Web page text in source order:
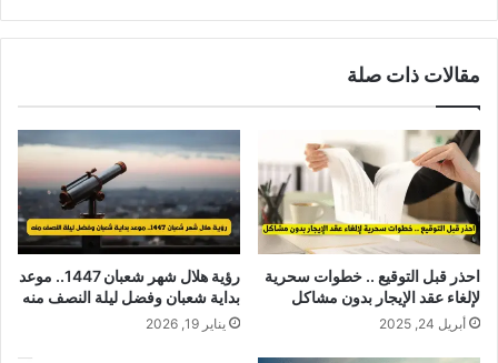
مقالات ذات صلة
احذر قبل التوقيع .. خطوات سحرية
لإلغاء عقد الإيجار بدون مشاكل
أبريل 24, 2025
رؤية هلال شهر شعبان 1447.. موعد
بداية شعبان وفضل ليلة النصف منه
يناير 19, 2026